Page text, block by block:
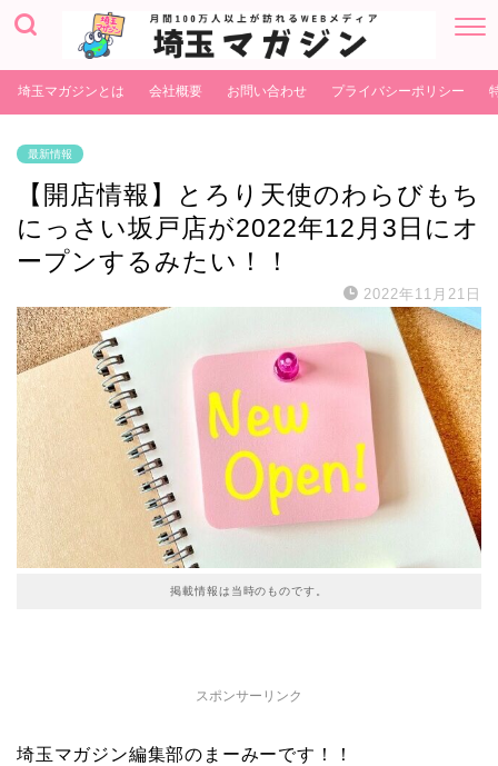
埼玉マガジンとは 会社概要 お問い合わせ プライバシーポリシー
最新情報
【開店情報】とろり天使のわらびもち
にっさい坂戸店が2022年12月3日にオ
ープンするみたい！！
2022年11月21日
掲載情報は当時のものです。
スポンサーリンク
埼玉マガジン編集部のまーみーです！！